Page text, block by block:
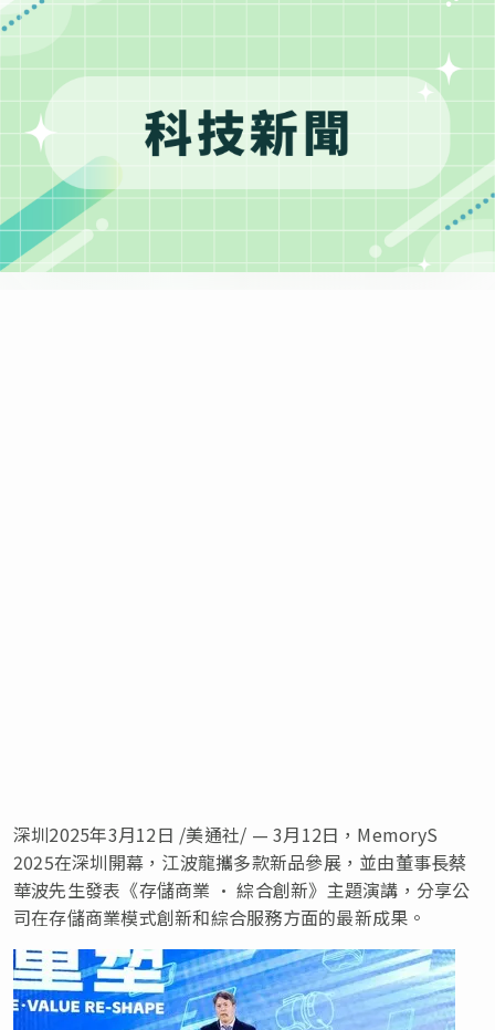
深圳2025年3月12日 /美通社/ — 3月12日，MemoryS
2025在深圳開幕，江波龍攜多款新品參展，並由董事長蔡
華波先生發表《存儲商業 • 綜合創新》主題演講，分享公
司在存儲商業模式創新和綜合服務方面的最新成果。